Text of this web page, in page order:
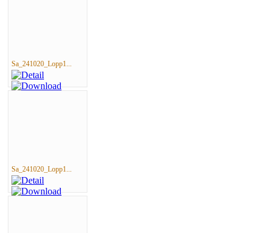
Sa_241020_Lopp1...
Sa_241020_Lopp1...